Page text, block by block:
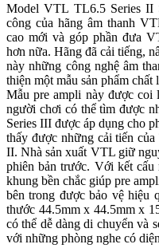
Model VTL TL6.5 Series II
công của hãng âm thanh
cao mới và góp phần đưa
hơn nữa. Hãng đã cải tiếng,
này những công nghệ âm
thiện một mẫu sản phẩm
Mẫu pre ampli này được coi
người chơi có thể tìm được
Series III được áp dụng cho
thấy được những cải tiến
II. Nhà sản xuất VTL giữ
phiên bản trước. Với kết cấu
khung bền chắc giúp pre
bên trong được bảo vệ hiệu
thước 44.5mm x 44.5mm x
có thể dễ dàng di chuyển và
với những phòng nghe có